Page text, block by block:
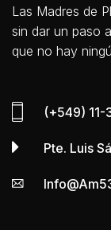
Las Madres de
sin dar un paso
que no hay
(+549)
Pte. Luis